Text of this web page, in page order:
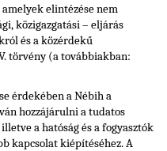
elintézése nem
közigazgatási – eljárás
és a közérdekű
törvény (a továbbiakban:
érdekében a Nébih a
hozzájárulni a tudatos
a hatóság és a fogyasztók
kapcsolat kiépítéséhez. A